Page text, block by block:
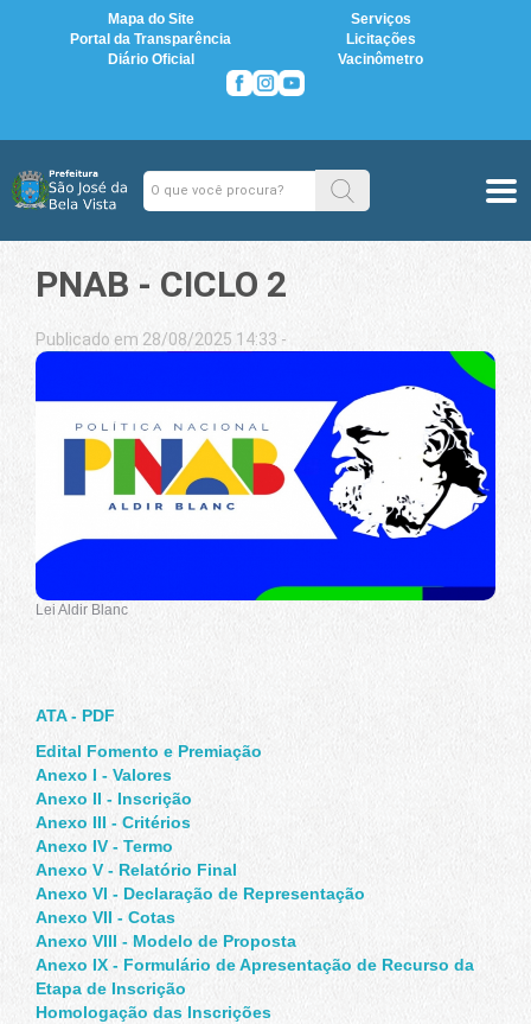
Mapa do Site
Serviços
Portal da Transparência
Licitações
Diário Oficial
Vacinômetro
PNAB - CICLO 2
Publicado em 28/08/2025 14:33 -
Lei Aldir Blanc
ATA - PDF
Edital Fomento e Premiação
Anexo I - Valores
Anexo II - Inscrição
Anexo III - Critérios
Anexo IV - Termo
Anexo V - Relatório Final
Anexo VI - Declaração de Representação
Anexo VII - Cotas
Anexo VIII - Modelo de Proposta
Anexo IX - Formulário de Apresentação de Recurso da
Etapa de Inscrição
Homologação das Inscrições